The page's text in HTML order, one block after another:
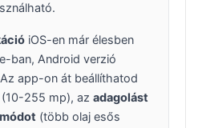
iOS-en már élesben
ban, Android verzió
app-on át beállíthatod
(10-255 mp), az adagolást
(több olaj esős